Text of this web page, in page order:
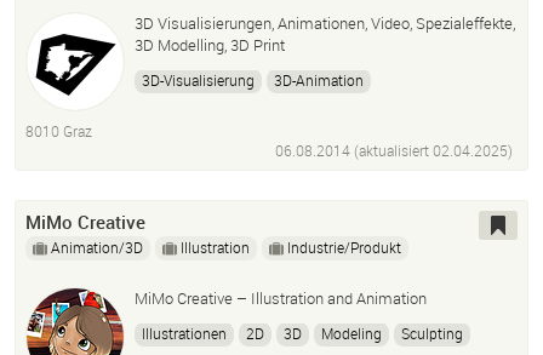
3D Visualisierungen, Animationen, Video, Spezialeffekte,
3D Modelling, 3D Print
3D-Visualisierung
3D-Animation
3D-Modelle
Rendering V-Ray 3dsMax
CAD
360°-Webtouren
interak
8010 Graz
06.08.2014 (aktualisiert02.04.2025)
MiMo Creative
Animation/3D Illustration Industrie/Produkt
MiMo Creative – Illustration and Animation
Illustrationen 2D 3D Modeling
Sculpting